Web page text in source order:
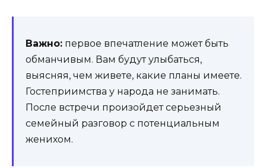
Важно: первое впечатление может быть
обманчивым. Вам будут улыбаться,
выясняя, чем живете, какие планы имеете.
Гостеприимства у народа не занимать.
После встречи произойдет серьезный
семейный разговор с потенциальным
женихом.